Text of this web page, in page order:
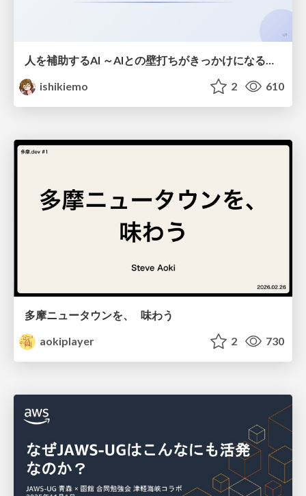
人を補助するAI ～AIとの壁打ちがきっかけになる～ #共創AIミートアップ
ishikiemo
2 610
多摩ニュータウンを、 味わう
aokiplayer
2 730